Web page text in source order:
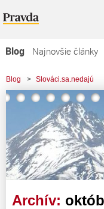
Blog
Najnovšie články
Najčítanejšie články
Najkomentovanejšie
Zoznam blogov
Komerčné blogy
Blog > Slováci.sa.nedajú
Archív: